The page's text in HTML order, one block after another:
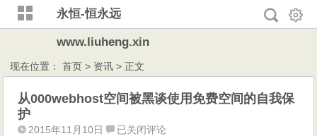
永恒-恒永远
www.liuheng.xin
现在位置：首页 > 资讯 > 正文
从000webhost空间被黑谈使用免费空间的自我保
护
2015年11月10日
从
已关闭评论